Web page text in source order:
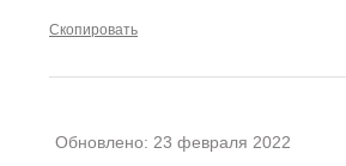
Скопировать
Обновлено: 23 февраля 2022